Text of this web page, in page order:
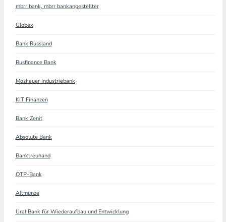
mbrr bank, mbrr bankangestellter
Globex
Bank Russland
Rusfinance Bank
Moskauer Industriebank
KIT Finanzen
Bank Zenit
Absolute Bank
Banktreuhand
OTP-Bank
Altmünze
Ural Bank für Wiederaufbau und Entwicklung